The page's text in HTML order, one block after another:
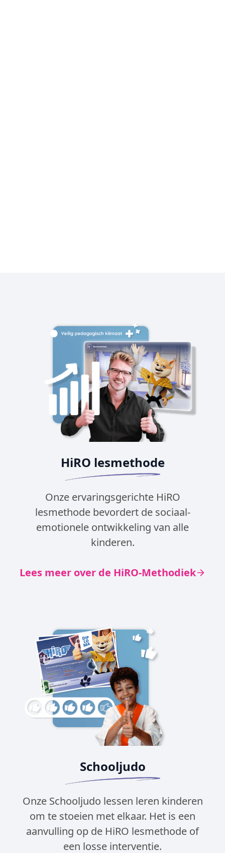
HiRO lesmethode
Onze ervaringsgerichte HiRO
lesmethode bevordert de sociaal-
emotionele ontwikkeling van alle
kinderen.
Lees meer over de HiRO-Methodiek
Schooljudo
Onze Schooljudo lessen leren kinderen
om te stoeien met elkaar. Het is een
aanvulling op de HiRO lesmethode of
een losse interventie.